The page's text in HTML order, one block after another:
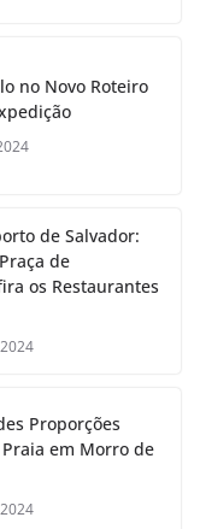
no Novo Roteiro
de Salvador:
de
os Restaurantes
Proporções
em Morro de